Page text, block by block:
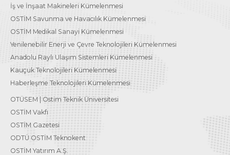
İş ve İnşaat Makineleri Kümelenmesi
OSTİM Savunma ve Havacılık Kümelenmesi
OSTİM Medikal Sanayi Kümelenmesi
Yenilenebilir Enerji ve Çevre Teknolojileri Kümelenmesi
Anadolu Raylı Ulaşım Sistemleri Kümelenmesi
Kauçuk Teknolojileri Kümelenmesi
Haberleşme Teknolojileri Kümelenmesi
OTÜSEM | Ostim Teknik Üniversitesi
OSTİM Vakfı
OSTİM Gazetesi
ODTÜ OSTİM Teknokent
OSTİM Yatırım A.Ş.